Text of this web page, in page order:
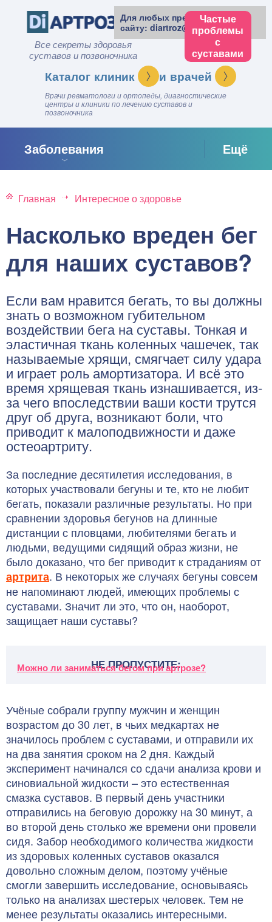
Все секреты здоровья
суставов и позвоночника
Частые
проблемы
с
суставами
Врачи ревматологи и ортопеды, диагностические
центры и клиники по лечению суставов и
позвоночника
клиник врачей
Заболевания Ещё
Главная Интересное о здоровье
Насколько вреден бег
для наших суставов?
Если вам нравится бегать, то вы должны
знать о возможном губительном
воздействии бега на суставы. Тонкая и
эластичная ткань коленных чашечек, так
называемые хрящи, смягчает силу удара
и играет роль амортизатора. И всё это
время хрящевая ткань изнашивается, из-
за чего впоследствии ваши кости трутся
друг об друга, возникают боли, что
приводит к малоподвижности и даже
остеоартриту.
За последние десятилетия исследования, в
которых участвовали бегуны и те, кто не любит
бегать, показали различные результаты. Но при
сравнении здоровья бегунов на длинные
дистанции с пловцами, любителями бегать и
людьми, ведущими сидящий образ жизни, не
было доказано, что бег приводит к страданиям от
артрита. В некоторых же случаях бегуны совсем
не напоминают людей, имеющих проблемы с
суставами. Значит ли это, что он, наоборот,
защищает наши суставы?
НЕ ПРОПУСТИТЕ:
Можно ли заниматься бегом при артрозе?
Учёные собрали группу мужчин и женщин
возрастом до 30 лет, в чьих медкартах не
значилось проблем с суставами, и отправили их
на два занятия сроком на 2 дня. Каждый
эксперимент начинался со сдачи анализа крови и
синовиальной жидкости – это естественная
смазка суставов. В первый день участники
отправились на беговую дорожку на 30 минут, а
во второй день столько же времени они провели
сидя. Забор необходимого количества жидкости
из здоровых коленных суставов оказался
довольно сложным делом, поэтому учёные
смогли завершить исследование, основываясь
только на анализах шестерых человек. Тем не
менее результаты оказались интересными.
Для любых предложений по
сайту: diartroz@cp9.ru